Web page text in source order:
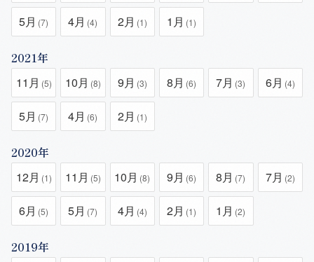
5月 (7) 4月 (4) 2月 (1) 1月 (1)
2021年
11月 (5) 10月 (8) 9月 (3) 8月 (6) 7月 (3) 6月 (4)
5月 (7) 4月 (6) 2月 (1)
2020年
12月 (1) 11月 (5) 10月 (8) 9月 (6) 8月 (7) 7月 (2)
6月 (5) 5月 (7) 4月 (4) 2月 (1) 1月 (2)
2019年